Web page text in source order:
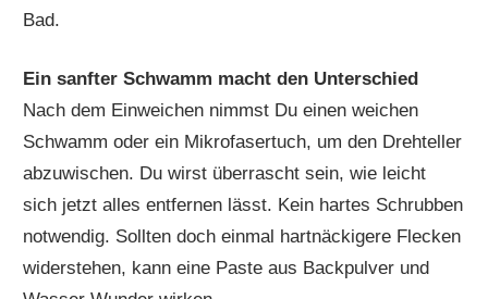
Bad.
Ein sanfter Schwamm macht den Unterschied
Nach dem Einweichen nimmst Du einen weichen
Schwamm oder ein Mikrofasertuch, um den Drehteller
abzuwischen. Du wirst überrascht sein, wie leicht
sich jetzt alles entfernen lässt. Kein hartes Schrubben
notwendig. Sollten doch einmal hartnäckigere Flecken
widerstehen, kann eine Paste aus Backpulver und